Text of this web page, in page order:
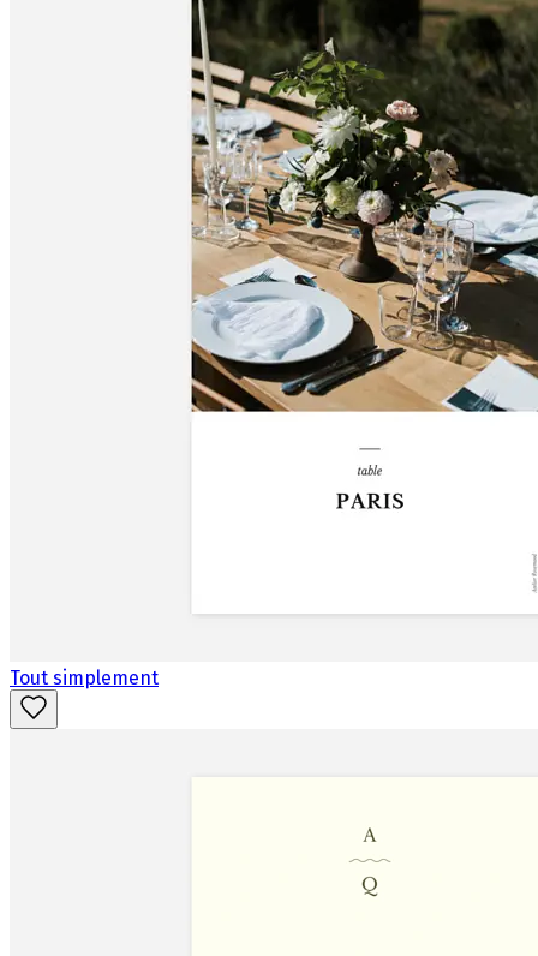
Tout simplement